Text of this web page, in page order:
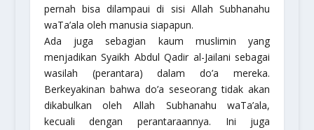
pernah bisa dilampaui di sisi AllahSubhanahu
waTa’ala oleh manusia siapapun.
Ada juga sebagian kaum muslimin yang
menjadikan Syaikh Abdul Qadir al-Jailani sebagai
wasilah (perantara) dalam do’a mereka.
Berkeyakinan bahwa do’a seseorang tidak akan
dikabulkan oleh Allah Subhanahu waTa’ala,
kecuali dengan perantaraannya. Ini juga